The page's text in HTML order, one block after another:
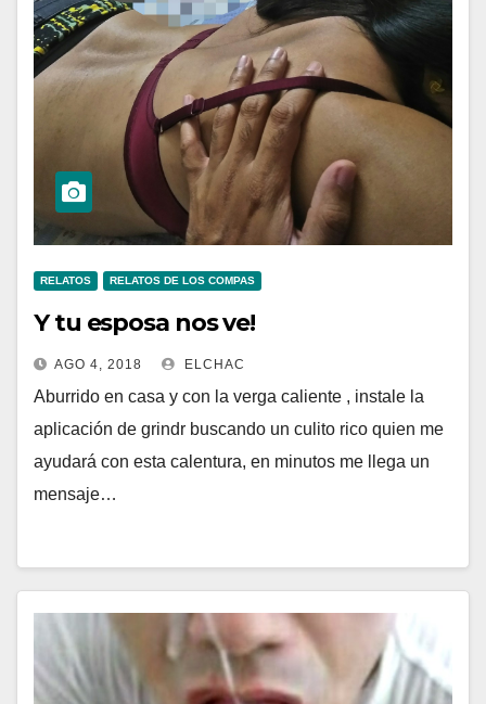
RELATOS RELATOS DE LOS COMPAS
Y tu esposa nos ve!
AGO 4, 2018 ELCHAC
Aburrido en casa y con la verga caliente , instale la
aplicación de grindr buscando un culito rico quien me
ayudará con esta calentura, en minutos me llega un
mensaje…